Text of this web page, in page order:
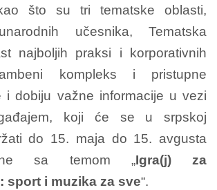
što su tri tematske oblasti,
učesnika, Tematska
najboljih praksi i korporativnih
kompleks i pristupne
i dobiju važne informacije u vezi
koji će se u srpskoj
do 15. maja do 15. avgusta
sa temom „Igra(j) za
sport i muzika za sve“.